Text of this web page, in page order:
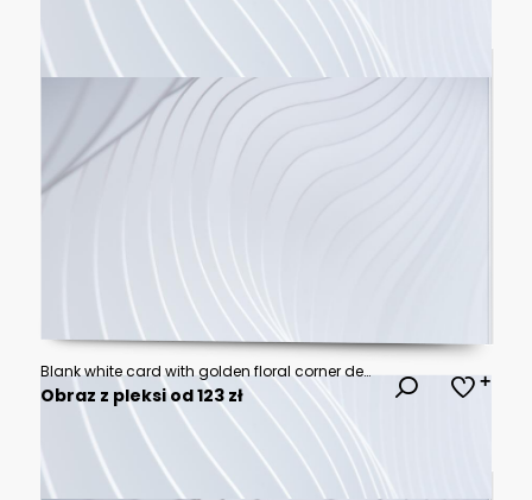
Blank white card with golden floral corner designs framed by green leaves and white blossoms for wedding events
Obraz z pleksi od 123 zł